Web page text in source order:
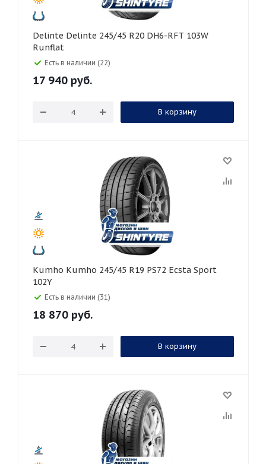
Delinte Delinte 245/45 R20 DH6-RFT 103W
Runflat
Есть в наличии (22)
17 940 руб.
В корзину
Kumho Kumho 245/45 R19 PS72 Ecsta Sport
102Y
Есть в наличии (31)
18 870 руб.
В корзину